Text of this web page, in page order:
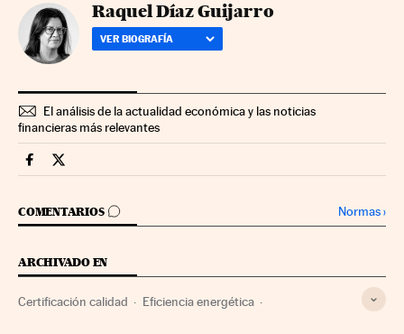
Raquel Díaz Guijarro
VER BIOGRAFÍA
El análisis de la actualidad económica y las noticias
financieras más relevantes
Economia Cinco Días en Facebook
Economia Cinco Días en Twitter
COMENTARIOS
IR A LOS COMENTARIOS Normas›
ARCHIVADO EN
Certificación calidad Eficiencia energética